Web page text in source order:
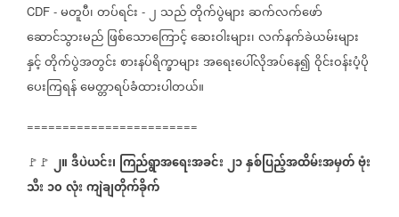
CDF - မတူပီ၊တပ်ရင်း - ၂ သည်တိုက်ပွဲများဆက်လက်ဖော်
ဆောင်သွားမည်ဖြစ်သောကြောင့်ဆေးဝါးများ၊လက်နက်ခဲယမ်းများ
နှင့်တိုက်ပွဲအတွင်းစားနပ်ရိက္ခာများအရေးပေါ်လိုအပ်နေ၍ဝိုင်းဝန်းပံ့ပို
ပေးကြရန်မေတ္တာရပ်ခံထားပါတယ်။
========================
🚩🚩 ၂။ဒီပဲယင်း၊ ကြည်ရွာအရေးအခင်း၂၁နှစ်ပြည့်အထိမ်းအမှတ်ဗုံး
သီး၁၀လုံးကျဲချတိုက်ခိုက်